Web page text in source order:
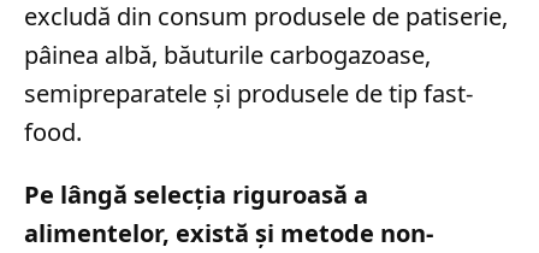
excludă din consum produsele de patiserie,
pâinea albă, băuturile carbogazoase,
semipreparatele și produsele de tip fast-
food.
Pe lângă selecția riguroasă a
alimentelor, există și metode non-